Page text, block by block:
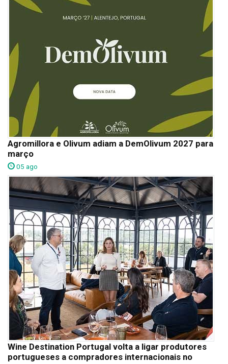
Agromillora e Olivum adiam a DemOlivum 2027 para
março
05 ago
Wine Destination Portugal volta a ligar produtores
portugueses a compradores internacionais no